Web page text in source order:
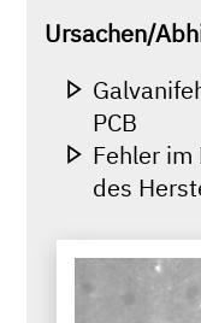
Ursachen/
PCB
Fehler
des